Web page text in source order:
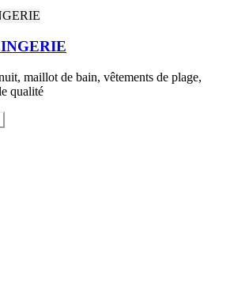
maillot de bain, vêtements de plage,
qualité